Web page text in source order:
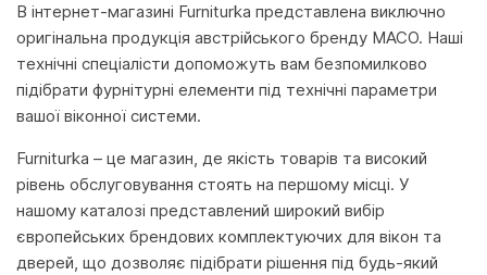
В інтернет-магазині Furniturka представлена виключно
оригінальна продукція австрійського бренду MACO. Наші
технічні спеціалісти допоможуть вам безпомилково
підібрати фурнітурні елементи під технічні параметри
вашої віконної системи.
Furniturka – це магазин, де якість товарів та високий
рівень обслуговування стоять на першому місці. У
нашому каталозі представлений широкий вибір
європейських брендових комплектуючих для вікон та
дверей, що дозволяє підібрати рішення під будь-який